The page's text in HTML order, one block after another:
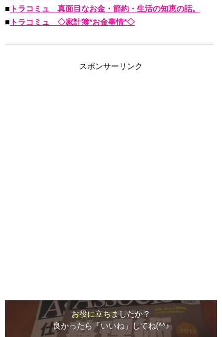
■ トラコミュ 真面目なお金・節約・生活の知恵の話。
■ トラコミュ ◇家計簿*お金事情*◇
スポンサーリンク
お役に立ちましたか？
良かったら「いいね」してね(^^♪